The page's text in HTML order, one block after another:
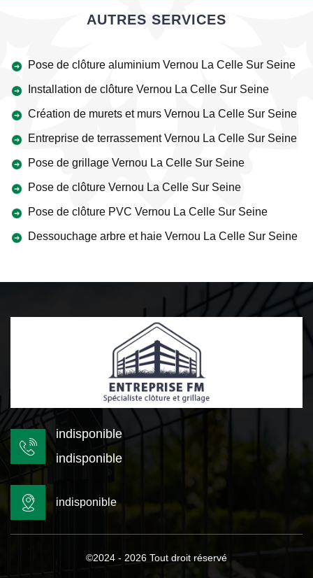
AUTRES SERVICES
Pose de clôture aluminium Vernou La Celle Sur Seine
Installation de clôture Vernou La Celle Sur Seine
Création de murets et murs Vernou La Celle Sur Seine
Entreprise de terrassement Vernou La Celle Sur Seine
Pose de grillage Vernou La Celle Sur Seine
Pose de clôture Vernou La Celle Sur Seine
Pose de clôture PVC Vernou La Celle Sur Seine
Dessouchage arbre et haie Vernou La Celle Sur Seine
indisponible
indisponible
indisponible
©2024 - 2026 Tout droit réservé